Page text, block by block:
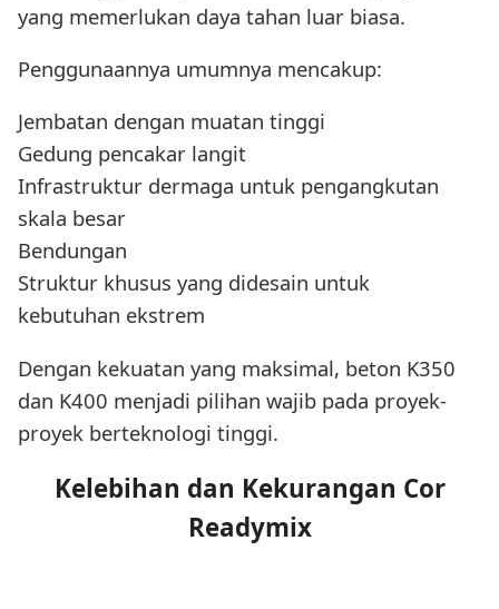
yang memerlukan daya tahan luar biasa.
Penggunaannya umumnya mencakup:
Jembatan dengan muatan tinggi
Gedung pencakar langit
Infrastruktur dermaga untuk pengangkutan
skala besar
Bendungan
Struktur khusus yang didesain untuk
kebutuhan ekstrem
Dengan kekuatan yang maksimal, beton K350
dan K400 menjadi pilihan wajib pada proyek-
proyek berteknologi tinggi.
Kelebihan dan Kekurangan Cor
Readymix